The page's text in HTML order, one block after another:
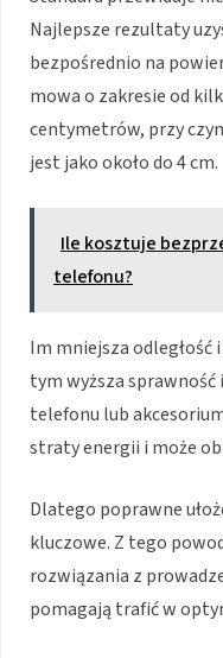
Najlepsze rezultaty
bezpośrednio na
mowa o zakresie od
centymetrów, przy
jest jako około do 4 cm.
Ile kosztuje
telefonu?
Im mniejsza odległość
tym wyższa
telefonu lub
straty energii i może
Dlatego poprawne
kluczowe. Z tego
rozwiązania z
pomagają trafić w